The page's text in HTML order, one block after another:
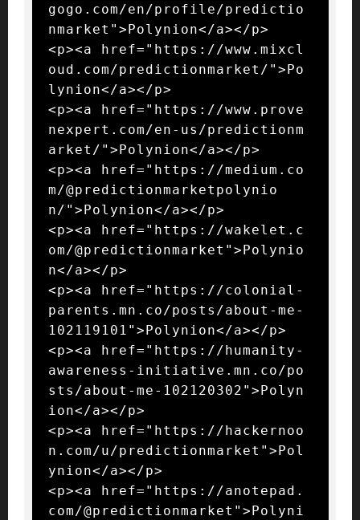
gogo.com/en/profile/predictio
nmarket">Polynion</a></p>
<p><a href="https://www.mixcl
oud.com/predictionmarket/">Po
lynion</a></p>
<p><a href="https://www.prove
nexpert.com/en-us/predictionm
arket/">Polynion</a></p>
<p><a href="https://medium.co
m/@predictionmarketpolynio
n/">Polynion</a></p>
<p><a href="https://wakelet.c
om/@predictionmarket">Polynio
n</a></p>
<p><a href="https://colonial-
parents.mn.co/posts/about-me-
102119101">Polynion</a></p>
<p><a href="https://humanity-
awareness-initiative.mn.co/po
sts/about-me-102120302">Polyn
ion</a></p>
<p><a href="https://hackernoo
n.com/u/predictionmarket">Pol
ynion</a></p>
<p><a href="https://anotepad.
com/@predictionmarket">Polyni